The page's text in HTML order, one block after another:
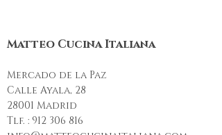
cenas navideñas
Matteo Cucina Italiana
Mercado de la Paz
Calle Ayala, 28
28001 Madrid
Tlf. : 912 306 816